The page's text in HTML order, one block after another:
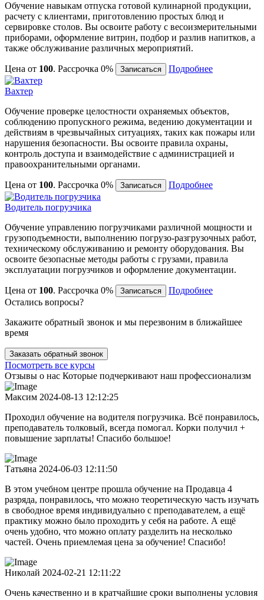
Обучение навыкам отпуска готовой кулинарной продукции,
расчету с клиентами, приготовлению простых блюд и
сервировке столов. Вы освоите работу с весоизмерительными
приборами, оформление витрин, подбор и разлив напитков, а
также обслуживание различных мероприятий.
Цена от 100. Рассрочка 0% Записаться Подробнее
Вахтер
Обучение проверке целостности охраняемых объектов,
соблюдению пропускного режима, ведению документации и
действиям в чрезвычайных ситуациях, таких как пожары или
нарушения безопасности. Вы освоите правила охраны,
контроль доступа и взаимодействие с администрацией и
правоохранительными органами.
Цена от 100. Рассрочка 0% Записаться Подробнее
Водитель погрузчика
Обучение управлению погрузчиками различной мощности и
грузоподъемности, выполнению погрузо-разгрузочных работ,
техническому обслуживанию и ремонту оборудования. Вы
освоите безопасные методы работы с грузами, правила
эксплуатации погрузчиков и оформление документации.
Цена от 100. Рассрочка 0% Записаться
Подробнее
Остались вопросы?
Закажите обратный звонок и мы перезвоним в ближайшее
время
Заказать обратный звонок
Посмотреть все курсы
Отзывы о нас Которые подчеркивают наш профессионализм
Максим 2024-08-13 12:12:25
Проходил обучение на водителя погрузчика. Всё понравилось,
преподаватель толковый, всегда помогал. Корки получил +
повышение зарплаты! Спасибо большое!
Татьяна 2024-06-03 12:11:50
В этом учебном центре прошла обучение на Продавца 4
разряда, понравилось, что можно теоретическую часть изучать
в свободное время индивидуально с преподавателем, а ещё
практику можно было проходить у себя на работе. А ещё
очень удобно, что можно оплату разделить на несколько
частей. Очень приемлемая цена за обучение! Спасибо!
Николай 2024-02-21 12:11:22
Очень качественно и в кратчайшие сроки выполнены условия